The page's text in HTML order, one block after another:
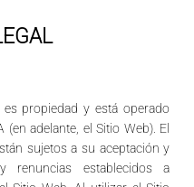
propiedad y está operado
adelante, el Sitio Web). El
sujetos a su aceptación y
establecidos a